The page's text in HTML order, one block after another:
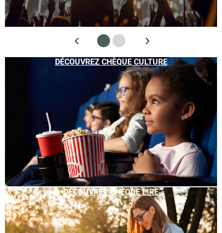
DÉCOUVREZ CHÈQUE CULTURE
DÉCOUVREZ CHÈQUE LIRE